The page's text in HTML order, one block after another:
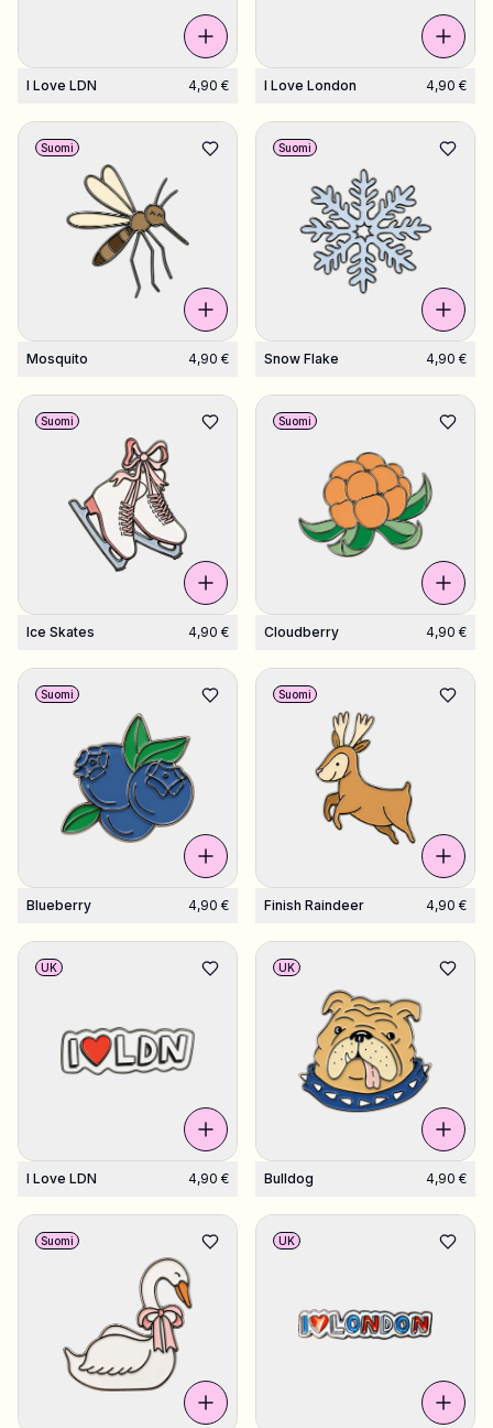
I Love LDN 4,90 € I Love London 4,90 €
Mosquito 4,90 €
Suomi
Snow Flake 4,90 €
Suomi
Ice Skates 4,90 €
Suomi
Cloudberry 4,90 €
Suomi
Blueberry 4,90 €
Suomi
Finish Raindeer 4,90 €
Suomi
I Love LDN 4,90 €
UK
Bulldog 4,90 €
UK
Suomi UK